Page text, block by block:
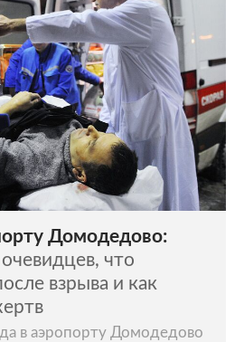
Домодедово:
что
взрыва и как
в аэропорту Домодедово